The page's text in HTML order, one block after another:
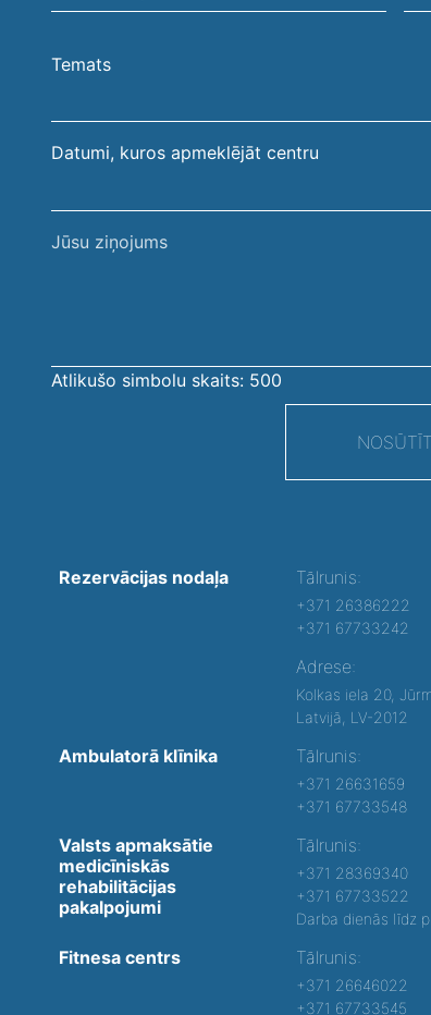
vārds,
e-
Temats
Datumi, kuros apmeklējāt centru
Jūsu
Atlikušo simbolu skaits: 500
NOSŪTĪT
Rezervācijas nodaļa Tālrunis:
+371 26386222
+371 67733242
Adrese:
Kolkas iela 20,
Latvijā, LV-2012
Ambulatorā klīnika Tālrunis:
+371 26631659
+371 67733548
Valsts apmaksātie
medicīniskās
rehabilitācijas
pakalpojumi
Tālrunis:
+371 28369340
+371 67733522
Darba dienās līdz
Fitnesa centrs Tālrunis:
+371 26646022
+371 67733545